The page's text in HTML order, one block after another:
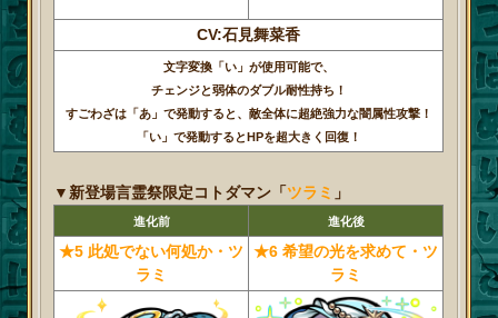
CV:石見舞菜香
文字変換「い」が使用可能で、
チェンジと弱体のダブル耐性持ち！
すごわざは「あ」で発動すると、敵全体に超絶強力な闇属性攻撃！
「い」で発動するとHPを超大きく回復！
▼新登場言霊祭限定コトダマン「ツラミ 」
進化前 進化後
★5 此処でない何処か・ツ
ラミ
★6 希望の光を求めて・ツ
ラミ